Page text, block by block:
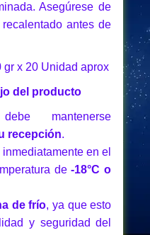
Asegúrese de
antes de
x 20 Unidad aprox
del producto
mantenerse
recepción.
en el
de-18°C o
de frío, ya que esto
y seguridad del